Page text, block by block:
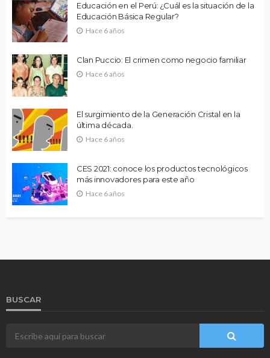
Educación en el Perú: ¿Cuál es la situación de la
Educación Básica Regular?
Hace 6 años
Clan Puccio: El crimen como negocio familiar
Hace 6 años
El surgimiento de la Generación Cristal en la
última década.
Hace 6 años
CES 2021: conoce los productos tecnológicos
más innovadores para este año
Hace 6 años
BUSCAR